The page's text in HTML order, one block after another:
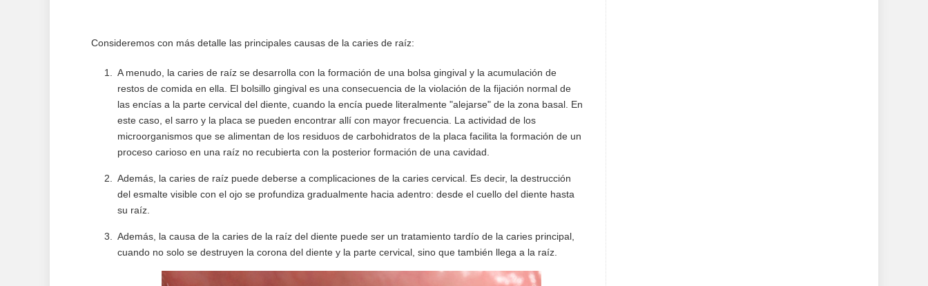
Consideremos con más detalle las principales causas de la caries de raíz:
A menudo, la caries de raíz se desarrolla con la formación de una bolsa gingival y la acumulación de
restos de comida en ella. El bolsillo gingival es una consecuencia de la violación de la fijación normal de
las encías a la parte cervical del diente, cuando la encía puede literalmente "alejarse" de la zona basal. En
este caso, el sarro y la placa se pueden encontrar allí con mayor frecuencia. La actividad de los
microorganismos que se alimentan de los residuos de carbohidratos de la placa facilita la formación de un
proceso carioso en una raíz no recubierta con la posterior formación de una cavidad.
Además, la caries de raíz puede deberse a complicaciones de la caries cervical. Es decir, la destrucción
del esmalte visible con el ojo se profundiza gradualmente hacia adentro: desde el cuello del diente hasta
su raíz.
Además, la causa de la caries de la raíz del diente puede ser un tratamiento tardío de la caries principal,
cuando no solo se destruyen la corona del diente y la parte cervical, sino que también llega a la raíz.